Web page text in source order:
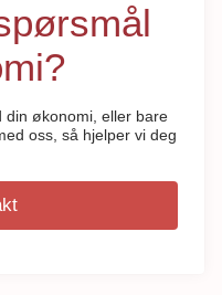
din økonomi, eller bare
oss, så hjelper vi deg